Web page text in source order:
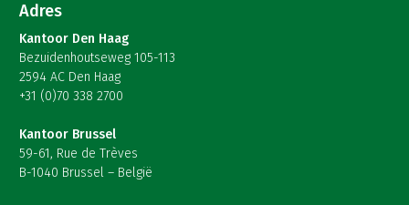
Adres
Kantoor Den Haag
Bezuidenhoutseweg 105-113
2594 AC Den Haag
+31 (0)70 338 2700
Kantoor Brussel
59-61, Rue de Trèves
B-1040 Brussel – België